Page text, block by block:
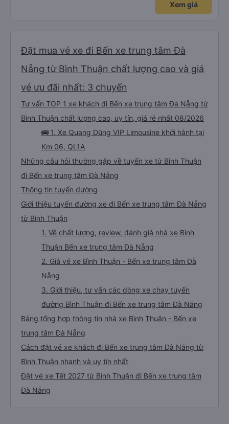
trợ ạ. Số mình đuôi 666, chuyến ĐH-NT ngày 16/1. À các bạn nữ lễ tân xinh
iu còn đổi cho mình phòng đơn sang đôi xong còn note là (một mình) yêu
Xem giá
Đặt mua vé xe đi Bến xe trung tâm Đà
Nẵng từ Bình Thuận chất lượng cao và giá
vé ưu đãi nhất: 3 chuyến
Tư vấn TOP 1 xe khách đi Bến xe trung tâm Đà Nẵng từ
Bình Thuận chất lượng cao, uy tín, giá rẻ nhất 08/2026
🚌 1. Xe Quang Dũng VIP Limousine khởi hành tại
Km 06, QL1A
Những câu hỏi thường gặp về tuyến xe từ Bình Thuận
đi Bến xe trung tâm Đà Nẵng
Thông tin tuyến đường
Giới thiệu tuyến đường xe đi Bến xe trung tâm Đà Nẵng
từ Bình Thuận
1. Về chất lượng, review, đánh giá nhà xe Bình
Thuận Bến xe trung tâm Đà Nẵng
2. Giá vé xe Bình Thuận - Bến xe trung tâm Đà
Nẵng
3. Giới thiệu, tư vấn các dòng xe chạy tuyến
đường Bình Thuận đi Bến xe trung tâm Đà Nẵng
Bảng tổng hợp thông tin nhà xe Bình Thuận - Bến xe
trung tâm Đà Nẵng
Cách đặt vé xe khách đi Bến xe trung tâm Đà Nẵng từ
Bình Thuận nhanh và uy tín nhất
Đặt vé xe Tết 2027 từ Bình Thuận đi Bến xe trung tâm
Đà Nẵng